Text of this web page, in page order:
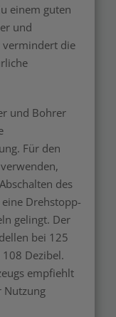
einem guten
und
vermindert die
und Bohrer
Für den
des
Drehstopp-
gelingt. Der
bei 125
Dezibel.
empfiehlt
Nutzung